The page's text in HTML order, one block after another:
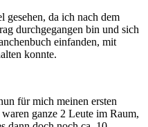
gesehen, da ich nach dem
durchgegangen bin und sich
einfanden, mit
konnte.
für mich meinen ersten
ganze 2 Leute im Raum,